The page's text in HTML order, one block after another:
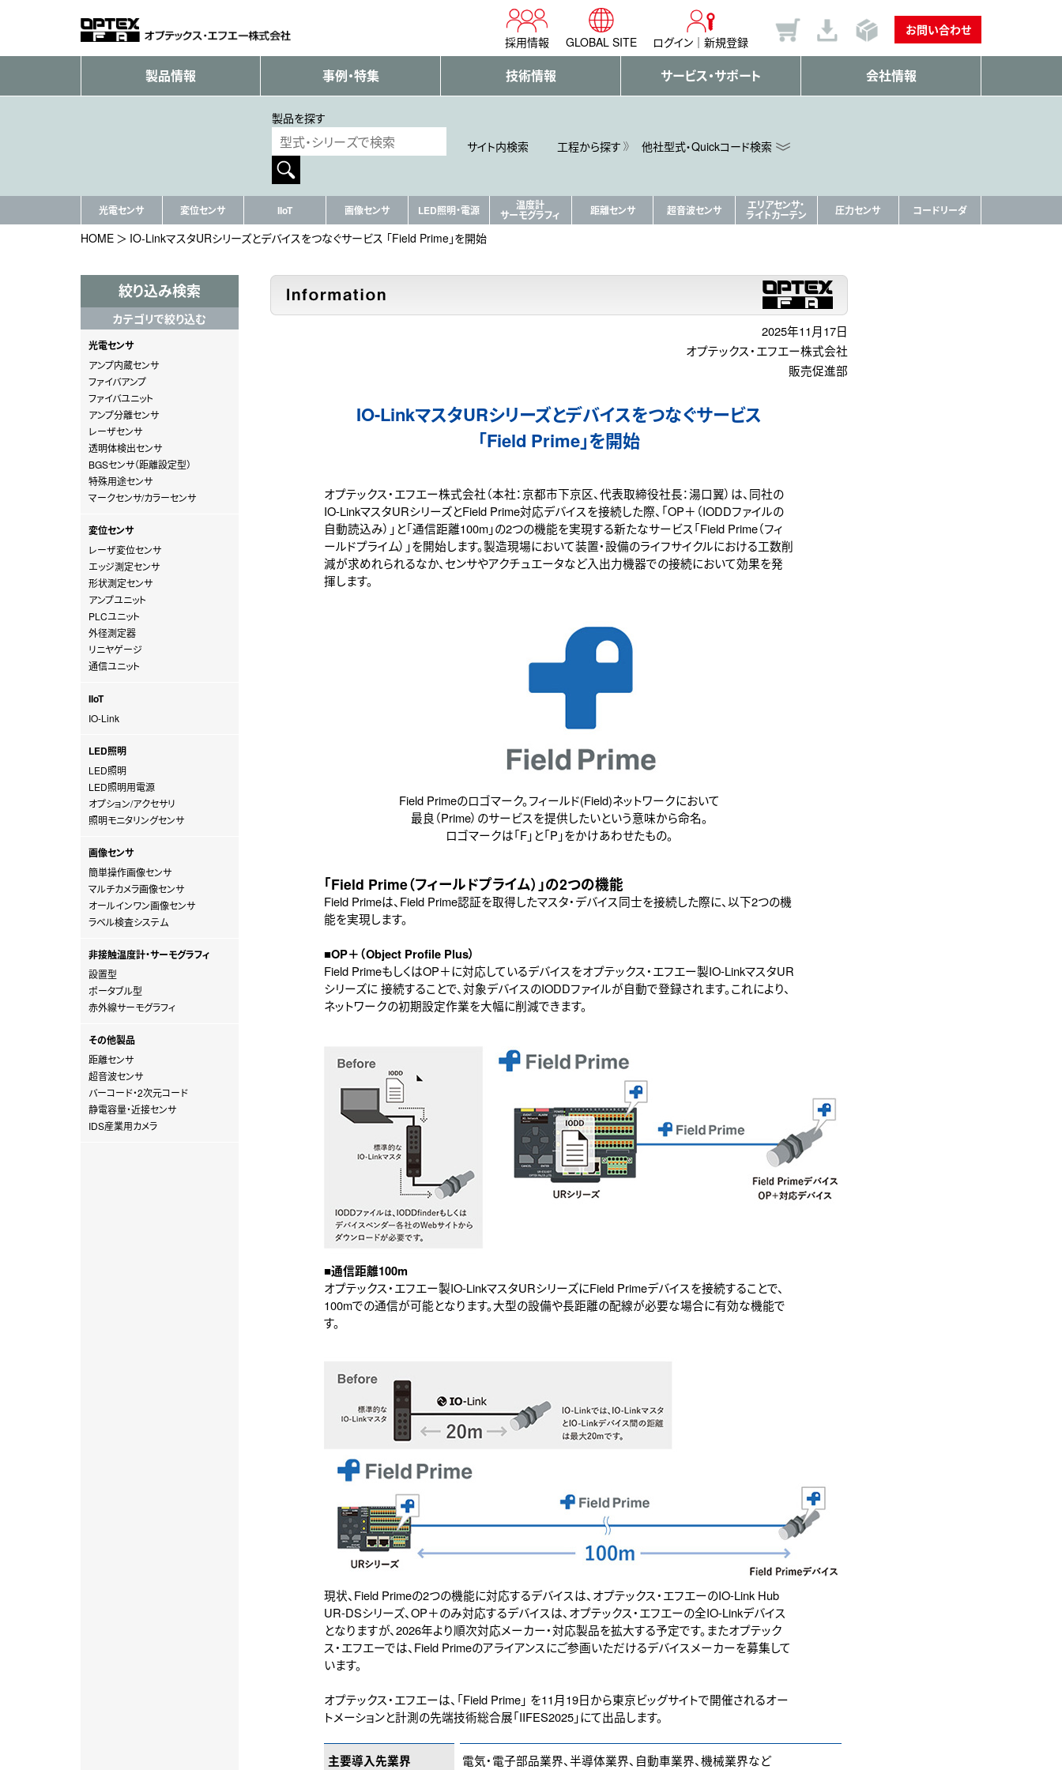
採用情報 GLOBAL SITE ログイン 新規登録
お問い合わせ
製品情報 事例・特集 技術情報 サービス・サポート 会社情報
製品を探す
サイト内検索
工程から探す 他社型式・Quickコード検索
光電センサ 変位センサ IIoT 画像センサ LED照明・電源 温度計
サーモグラフィ 距離センサ 超音波センサ エリアセンサ・
ライトカーテン 圧力センサ コードリーダ
HOME IO-LinkマスタURシリーズとデバイスをつなぐサービス 「Field Prime」を開始
絞り込み検索
カテゴリで絞り込む
光電センサ
アンプ内蔵センサ
ファイバアンプ
ファイバユニット
アンプ分離センサ
レーザセンサ
透明体検出センサ
BGSセンサ（距離設定型）
特殊用途センサ
マークセンサ/カラーセンサ
変位センサ
レーザ変位センサ
エッジ測定センサ
形状測定センサ
アンプユニット
PLCユニット
外径測定器
リニヤゲージ
通信ユニット
IIoT
IO-Link
LED照明
LED照明
LED照明用電源
オプション/アクセサリ
照明モニタリングセンサ
画像センサ
簡単操作画像センサ
マルチカメラ画像センサ
オールインワン画像センサ
ラベル検査システム
非接触温度計・サーモグラフィ
設置型
ポータブル型
赤外線サーモグラフィ
その他製品
距離センサ
超音波センサ
バーコード・2次元コード
静電容量・近接センサ
IDS産業用カメラ
2025年11月17日
オプテックス・エフエー株式会社
販売促進部
IO-LinkマスタURシリーズとデバイスをつなぐサービス
「Field Prime」を開始
オプテックス・エフエー株式会社（本社：京都市下京区、代表取締役社長：湯口翼）は、同社の
IO-LinkマスタURシリーズとField Prime対応デバイスを接続した際、「OP＋（IODDファイルの
自動読込み）」と「通信距離100m」の2つの機能を実現する新たなサービス「Field Prime（フィ
ールドプライム）」を開始します。製造現場において装置・設備のライフサイクルにおける工数削
減が求めれられるなか、センサやアクチュエータなど入出力機器での接続において効果を発
揮します。
Field Primeのロゴマーク。フィールド(Field)ネットワークにおいて
最良（Prime）のサービスを提供したいという意味から命名。
ロゴマークは「F」と「P」をかけあわせたもの。
「Field Prime（フィールドプライム）」の2つの機能
Field Primeは、Field Prime認証を取得したマスタ・デバイス同士を接続した際に、以下2つの機
能を実現します。
■OP＋（Object Profile Plus）
Field PrimeもしくはOP＋に対応しているデバイスをオプテックス・エフエー製IO-LinkマスタUR
シリーズに 接続することで、対象デバイスのIODDファイルが自動で登録されます。これにより、
ネットワークの初期設定作業を大幅に削減できます。
■通信距離100m
オプテックス・エフエー製IO-LinkマスタURシリーズにField Primeデバイスを接続することで、
100mでの通信が可能となります。大型の設備や長距離の配線が必要な場合に有効な機能で
す。
現状、Field Primeの2つの機能に対応するデバイスは、オプテックス・エフエーのIO-Link Hub
UR-DSシリーズ、OP＋のみ対応するデバイスは、オプテックス・エフエーの全IO-Linkデバイス
となりますが、2026年より順次対応メーカー・対応製品を拡大する予定です。またオプテック
ス・エフエーでは、Field Primeのアライアンスにご参画いただけるデバイスメーカーを募集して
います。
オプテックス・エフエーは、「Field Prime」 を11月19日から東京ビッグサイトで開催されるオー
トメーションと計測の先端技術総合展「IIFES2025」にて出品します。
主要導入先業界 電気・電子部品業界、半導体業界、自動車業界、機械業界など